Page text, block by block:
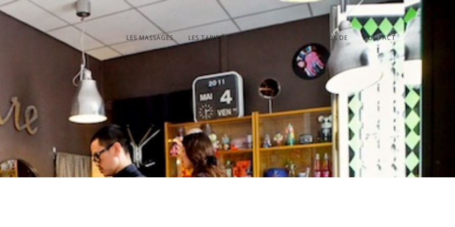
LES MASSAGES LES TARIFS A PROPOS DE CONTACT